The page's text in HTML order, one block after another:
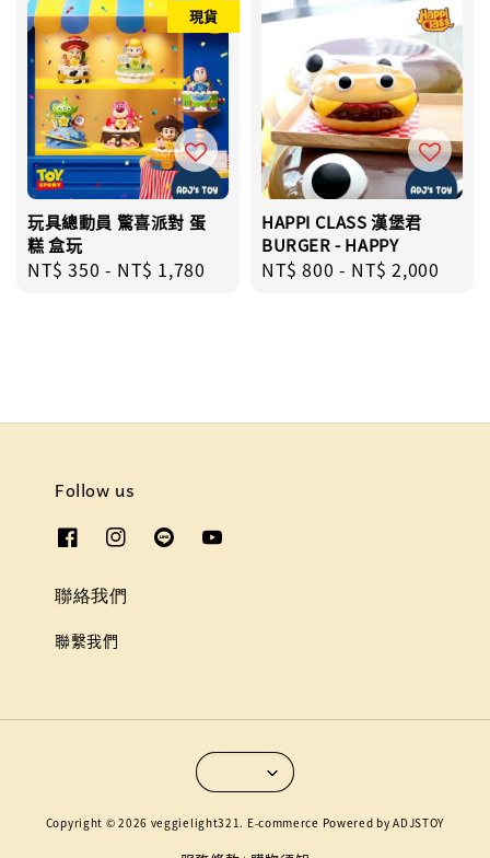
現貨
玩具總動員 驚喜派對 蛋
糕 盒玩
Regular
NT$ 350 - NT$ 1,780
HAPPI CLASS 漢堡君
BURGER - HAPPY
Regular
NT$ 800 - NT$ 2,000
Follow us
聯絡我們
聯繫我們
Copyright © 2026 veggielight321. E-commerce Powered by ADJSTOY